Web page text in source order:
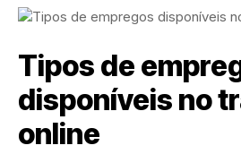
Tipos de
disponíveis no
online